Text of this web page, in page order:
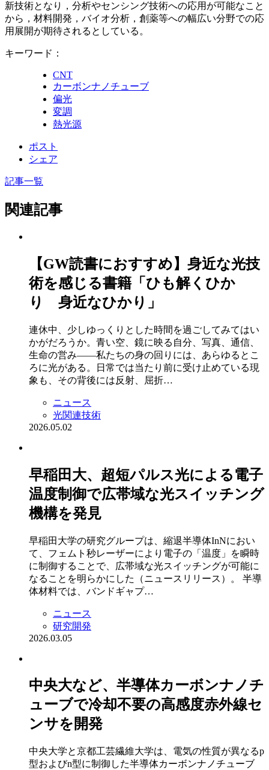
新技術となり，分析やセンシング技術への応用が可能なこと
から，材料開発，バイオ分析，創薬等への幅広い分野での応
用展開が期待されるとしている。
キーワード：
CNT
カーボンナノチューブ
偏光
変調
熱光源
ポスト
シェア
記事一覧
関連記事
【GW読書におすすめ】身近な光技
術を感じる書籍「ひも解くひか
り 身近なひかり」
連休中、少しゆっくりとした時間を過ごしてみてはい
かがだろうか。青い空、鏡に映る自分、写真、通信、
生命の営み――私たちの身の回りには、あらゆるとこ
ろに光がある。日常では当たり前に受け止めている現
象も、その背後には反射、屈折…
ニュース
光関連技術
2026.05.02
早稲田大、超短パルス光による電子
温度制御で広帯域な光スイッチング
機構を発見
早稲田大学の研究グループは、縮退半導体InNにおい
て、フェムト秒レーザーにより電子の「温度」を瞬時
に制御することで、広帯域な光スイッチングが可能に
なることを明らかにした（ニュースリリース）。 半導
体材料では、バンドギャプ…
ニュース
研究開発
2026.03.05
中央大など、半導体カーボンナノチ
ューブで冷却不要の高感度赤外線セ
ンサを開発
中央大学と京都工芸繊維大学は、電気の性質が異なるp
型およびn型に制御した半導体カーボンナノチューブ